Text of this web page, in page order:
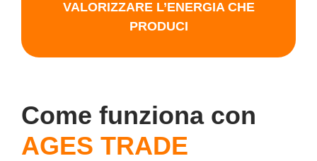
VALORIZZARE L’ENERGIA CHE
PRODUCI
Come funziona con
AGES TRADE